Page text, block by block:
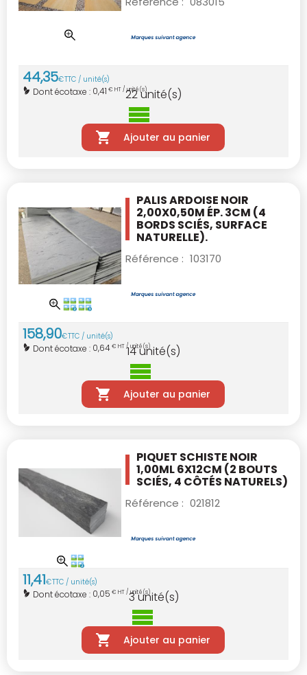
44,35€TTC / unité(s)
Dont écotaxe : 0,41 € HT / unité(s)
22unité(s)
Ajouter au panier
PALIS ARDOISE NOIR
2,00X0,50M ÉP. 3CM (4
BORDS SCIÉS, SURFACE
NATURELLE).
Référence : 103170
158,90€TTC / unité(s)
Dont écotaxe : 0,64€ HT / unité(s)
14unité(s)
Ajouter au panier
PIQUET SCHISTE NOIR
1,00ML 6X12CM (2 BOUTS
SCIÉS, 4 CÔTÉS NATURELS)
Référence : 021812
11,41€TTC / unité(s)
Dont écotaxe : 0,05 € HT / unité(s)
3unité(s)
Ajouter au panier